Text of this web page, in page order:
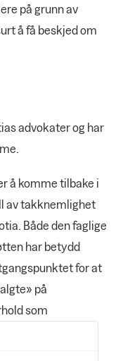
på grunn av
å få beskjed om
advokater og har
å komme tilbake i
av takknemlighet
Både den faglige
har betydd
for at
på
som
mer